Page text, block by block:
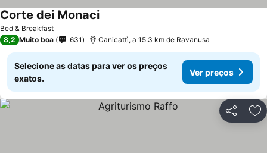
Bed & Breakfast
Corte dei Monaci
8,2 Muito boa 631 Canicattì, a 15.3 km de Ravanusa
Selecione as datas para ver os preços
exatos.
Ver preços
Partilhar